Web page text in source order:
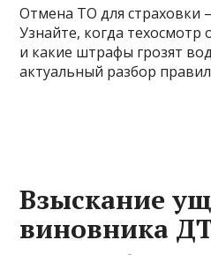
Отмена ТО для страховки
Узнайте, когда техосмотр
и какие штрафы грозят
актуальный разбор
Взыскание
виновника